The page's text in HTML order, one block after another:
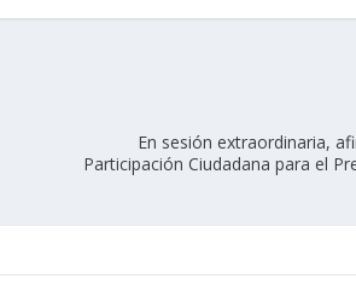
En sesión extraordinaria,
Participación Ciudadana para el